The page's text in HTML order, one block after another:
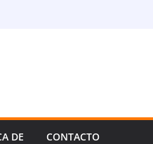
DE CONTACTO